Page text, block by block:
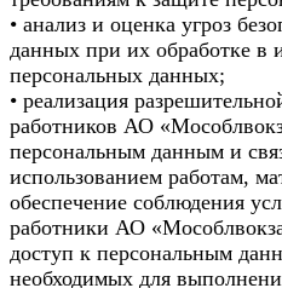
• анализ и оценка угроз
данных при их обработке в
персональных данных;
• реализация
работников АО
персональным данным и
использованием работам,
обеспечение соблюдения
работники АО
доступ к персональным
необходимых для